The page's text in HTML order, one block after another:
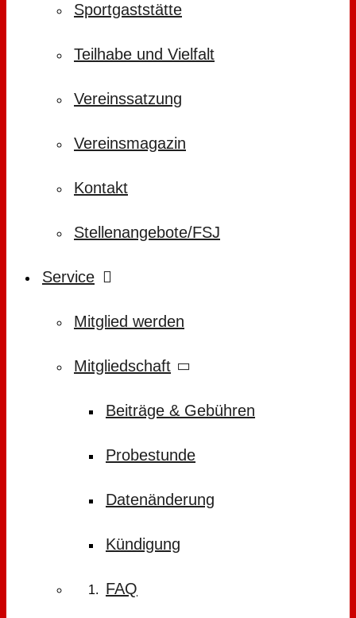
Sportgaststätte
Teilhabe und Vielfalt
Vereinssatzung
Vereinsmagazin
Kontakt
Stellenangebote/FSJ
Service
Mitglied werden
Mitgliedschaft
Beiträge & Gebühren
Probestunde
Datenänderung
Kündigung
FAQ